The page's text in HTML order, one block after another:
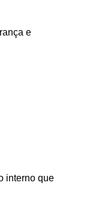
e
interno que